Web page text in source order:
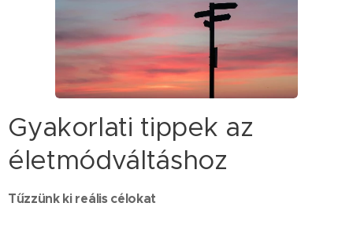
Gyakorlati tippek az
életmódváltáshoz
Tűzzünk ki reális célokat